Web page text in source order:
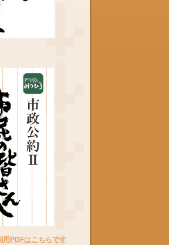
用PDFはこちらです